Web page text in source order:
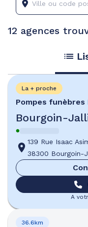
12 agences
Pompes funèbres
Bourgoin-
La + proche
139 Rue Isaac
38300 Bourgoin-
A
36.6km